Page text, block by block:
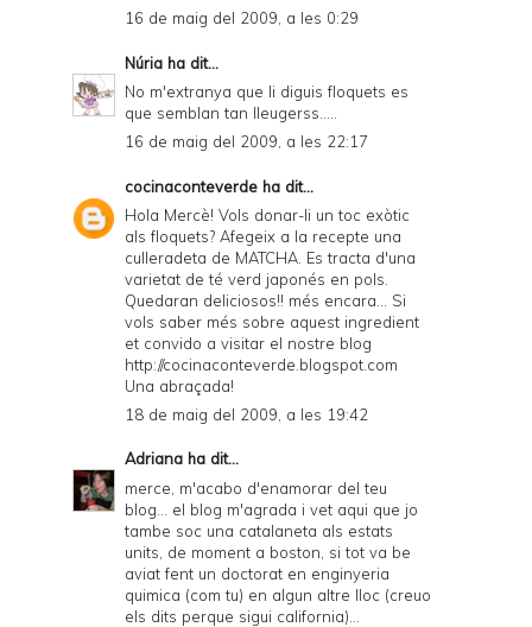
16 de maig del 2009, a les 0:29
Núria ha dit...
No m'extranya que li diguis floquets es
que semblan tan lleugerss.....
16 de maig del 2009, a les 22:17
cocinaconteverde ha dit...
Hola Mercè! Vols donar-li un toc exòtic
als floquets? Afegeix a la recepte una
culleradeta de MATCHA. Es tracta d'una
varietat de té verd japonés en pols.
Quedaran deliciosos!! més encara... Si
vols saber més sobre aquest ingredient
et convido a visitar el nostre blog
http://cocinaconteverde.blogspot.com
Una abraçada!
18 de maig del 2009, a les 19:42
Adriana ha dit...
merce, m'acabo d'enamorar del teu
blog... el blog m'agrada i vet aqui que jo
tambe soc una catalaneta als estats
units, de moment a boston, si tot va be
aviat fent un doctorat en enginyeria
quimica (com tu) en algun altre lloc (creuo
els dits perque sigui california)...